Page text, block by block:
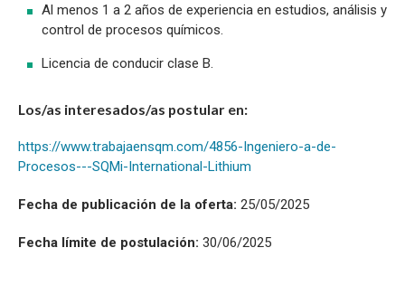
Al menos 1 a 2 años de experiencia en estudios, análisis y
control de procesos químicos.
Licencia de conducir clase B.
Los/as interesados/as postular en:
https://www.trabajaensqm.com/4856-Ingeniero-a-de-
Procesos---SQMi-International-Lithium
Fecha de publicación de la oferta: 25/05/2025
Fecha límite de postulación: 30/06/2025